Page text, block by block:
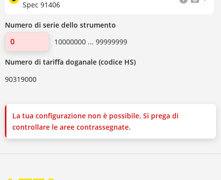
Spec 91406
Numero di serie dello strumento
10000000 ... 99999999
Numero di tariffa doganale (codice HS)
90319000
La tua configurazione non è possibile. Si prega di
controllare le aree contrassegnate.